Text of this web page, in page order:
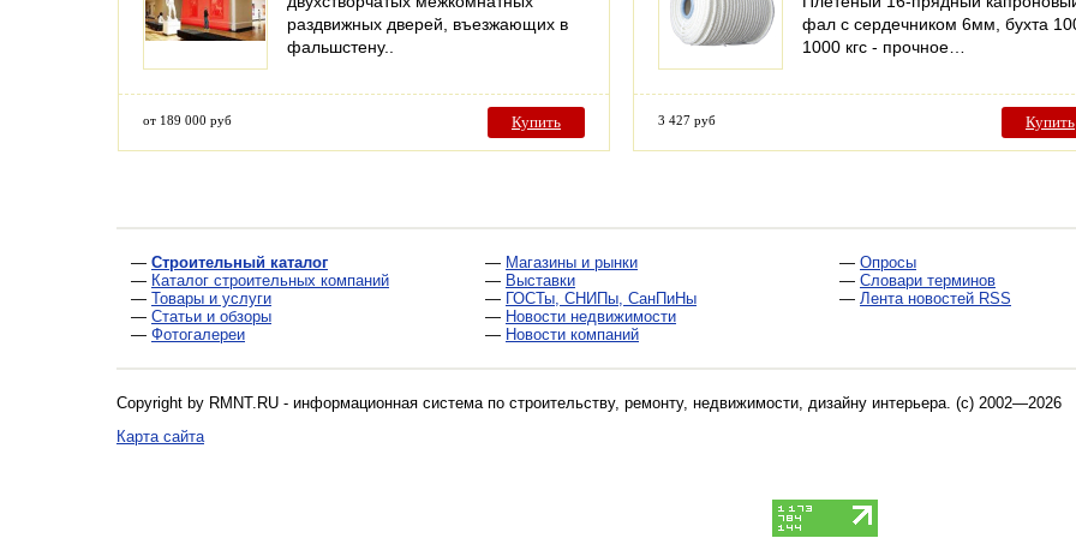
раздвижных дверей, въезжающих в
фальшстену..
от 189 000 руб Купить
фал с сердечником 6мм, бухта
1000 кгс - прочное…
3 427 руб Купить
— Строительный каталог
— Каталог строительных компаний
— Товары и услуги
— Статьи и обзоры
— Фотогалереи
— Магазины и рынки
— Выставки
— ГОСТы, СНИПы, СанПиНы
— Новости недвижимости
— Новости компаний
— Опросы
— Словари терминов
— Лента новостей RSS
Copyright by RMNT.RU - информационная система по строительству, ремонту, недвижимости, дизайну интерьера. (c) 2002—2026
Карта сайта